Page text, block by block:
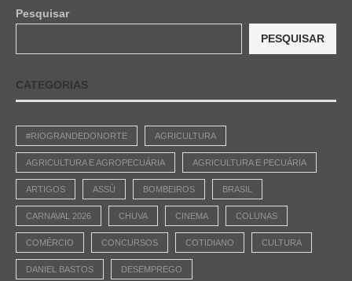
Pesquisar
PESQUISAR
CATEGORIAS
#RIOGRANDEDONORTE AGRICULTURA
AGRICULTURA E AGROPECUÁRIA AGRICULTURA E PECUÁRIA
ARTIGOS ASSÚ BOMBEIROS BRASIL
CARNAVAL 2026 CHUVA CINEMA COLUNAS
COMÉRCIO CONCURSOS COTIDIANO CULTURA
DANIEL BASTOS DESEMPREGO